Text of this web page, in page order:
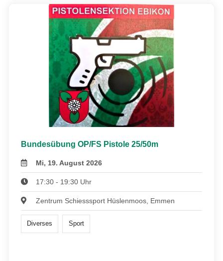
Bundesübung OP/FS Pistole 25/50m
Mi, 19. August 2026
17:30 - 19:30 Uhr
Zentrum Schiesssport Hüslenmoos, Emmen
Diverses Sport